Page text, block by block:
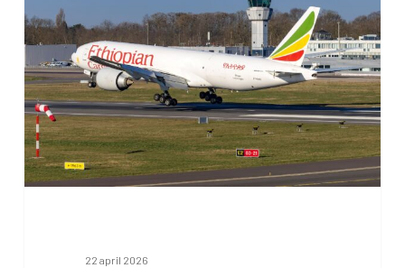
7
uur
22 april 2026